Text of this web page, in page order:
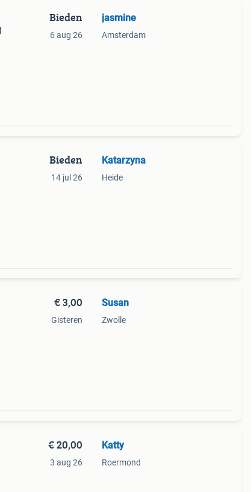
Bieden
6 aug 26
jasmine
Amsterdam
Bieden
14 jul 26
Katarzyna
Heide
€ 3,00
Gisteren
Susan
Zwolle
€ 20,00
3 aug 26
Katty
Roermond